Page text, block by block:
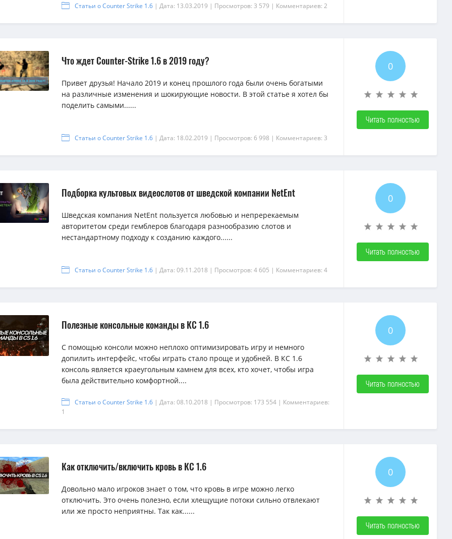
Статьи о Counter Strike 1.6 | Дата: 13.03.2019 | Просмотров: 3 579 | Комментариев: 2
Что ждет Counter-Strike 1.6 в 2019 году?
Привет друзья! Начало 2019 и конец прошлого года были очень богатыми
на различные изменения и шокирующие новости. В этой статье я хотел бы
поделить самыми......
Статьи о Counter Strike 1.6 | Дата: 18.02.2019 | Просмотров: 6 998 | Комментариев: 3
0
Читать полностью
Подборка культовых видеослотов от шведской компании NetEnt
Шведская компания NetEnt пользуется любовью и непререкаемым
авторитетом среди гемблеров благодаря разнообразию слотов и
нестандартному подходу к созданию каждого......
Статьи о Counter Strike 1.6 | Дата: 09.11.2018 | Просмотров: 4 605 | Комментариев: 4
0
Читать полностью
Полезные консольные команды в КС 1.6
С помощью консоли можно неплохо оптимизировать игру и немного
допилить интерфейс, чтобы играть стало проще и удобней. В КС 1.6
консоль является краеугольным камнем для всех, кто хочет, чтобы игра
была действительно комфортной....
Статьи о Counter Strike 1.6 | Дата: 08.10.2018 | Просмотров: 173 554 | Комментариев:
1
0
Читать полностью
Как отключить/включить кровь в КС 1.6
Довольно мало игроков знает о том, что кровь в игре можно легко
отключить. Это очень полезно, если хлещущие потоки сильно отвлекают
или же просто неприятны. Так как......
0
Читать полностью